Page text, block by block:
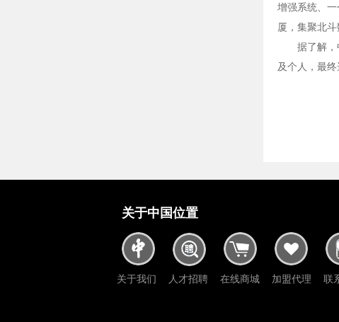
增强系统、
厦，集聚北
据了解
及个人，最
关于中国位置
关于我们 人才招聘 在线商城 加盟代理 联